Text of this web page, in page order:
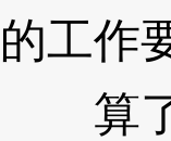
的工作
算了